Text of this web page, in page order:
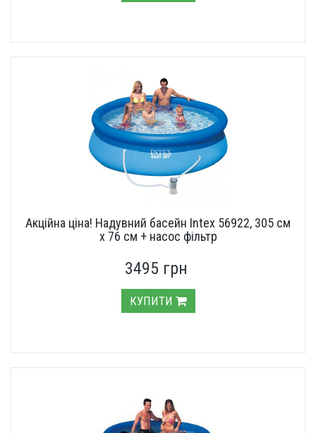
Акційна ціна! Надувний басейн Intex 56922, 305 см
х 76 см + насос фільтр
3495 грн
КУПИТИ